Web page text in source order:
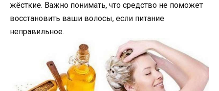
жёсткие. Важно понимать, что средство не поможет
восстановить ваши волосы, если питание
неправильное.